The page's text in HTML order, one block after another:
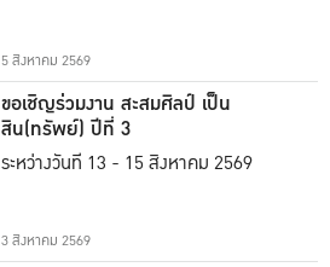
5 สิงหาคม 2569
ขอเชิญร่วมงาน สะสมศิลป์ เป็น
สิน(ทรัพย์) ปีที่ 3
ระหว่างวันที่ 13 - 15 สิงหาคม 2569
3 สิงหาคม 2569